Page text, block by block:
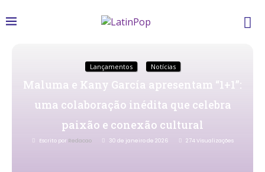
Lançamentos Notícias
Maluma e Kany García apresentam “1+1”:
uma colaboração inédita que celebra
paixão e conexão cultural
Escrito por Redacao 30 de janeiro de 2026 274Visualizações